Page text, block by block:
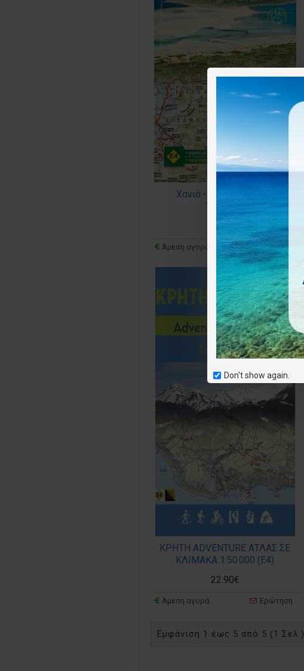
Don't show again.
Χανιά • Οδικός χάρτης
1:100 000
9.50€
Άμεση αγορά Ερώτηση
ΚΡΗΤΗ ADVENTURE ΑΤΛΑΣ ΣΕ
ΚΛΙΜΑΚΑ 1:50 000 (Ε4)
22.90€
Άμεση αγορά Ερώτηση
Εμφάνιση 1 έως 5 από 5 (1 Σελ.)